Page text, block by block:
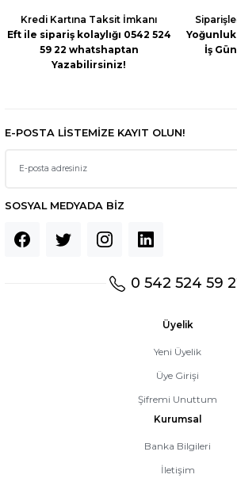
Kredi Kartına Taksit İmkanı
Eft ile sipariş kolaylığı 0542 524
59 22 whatshaptan
Yazabilirsiniz!
İş
E-POSTA LİSTEMİZE KAYIT OLUN!
SOSYAL MEDYADA BİZ
0 542 524 59
Üyelik
Yeni Üyelik
Üye Girişi
Şifremi Unuttum
Kurumsal
Banka Bilgileri
İletişim